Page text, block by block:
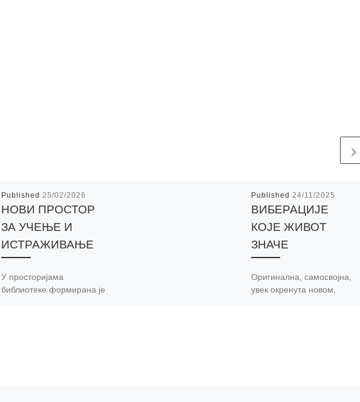
Published 25/02/2026
НОВИ ПРОСТОР
ЗА УЧЕЊЕ И
ИСТРАЖИВАЊЕ
У просторијама
библиотеке формирана је
Published 24/11/2025
ВИБЕРАЦИЈЕ
КОЈЕ ЖИВОТ
ЗНАЧЕ
Оригинална, самосвојна,
увек окренута новом,